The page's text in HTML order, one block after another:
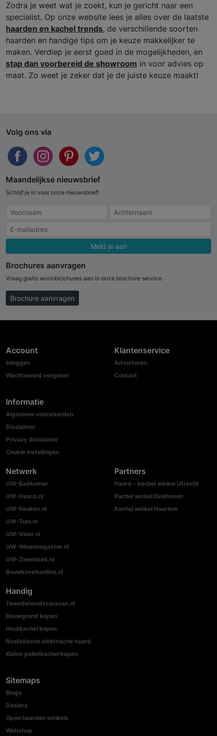
Zodra je weet wat je zoekt, kun je gericht naar een
specialist. Op onze website lees je alles over de laatste
haarden en kachel trends, de verschillende soorten
haarden en handige tips om je keuze makkelijker te
maken. Verdiep je eerst goed in de mogelijkheden, en
stap dan voorbereid de showroom in voor advies op
maat. Zo weet je zeker dat je de juiste keuze maakt!
Volg ons via
Maandelijkse nieuwsbrief
Schrijf je in voor onze nieuwsbrief!
Meld je aan
Brochures aanvragen
Vraag gratis woonbrochures aan in onze brochure service
Brochure aanvragen
Account
Inloggen
Wachtwoord vergeten
Informatie
Algemene voorwaarden
Disclaimer
Privacy disclaimer
Cookie instellingen
Klantenservice
Adverteren
Contact
Netwerk
UW-Badkamer
UW-Haard.nl
UW-Keuken.nl
UW-Tuin.nl
UW-Vloer.nl
UW-Woonmagazine.nl
UW-Zwembad.nl
Bouwkavelsonline.nl
Partners
Haard - kachel winkel Utrecht
Kachel winkel Eindhoven
Kachel winkel Haarlem
Handig
Tweedehandscaravan.nl
Bouwgrond kopen
Houtkachel kopen
Realistische elektrische haard
Kleine pelletkachel kopen
Sitemaps
Blogs
Dealers
Open haarden winkels
Webshop